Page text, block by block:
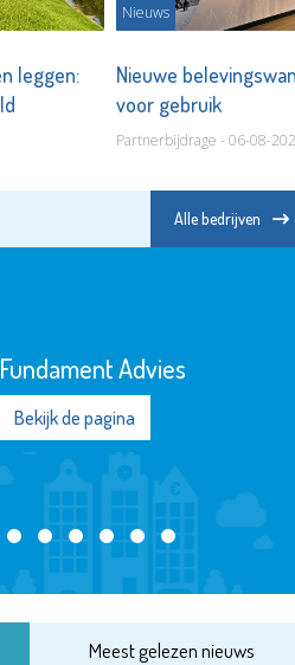
leggen:
Nieuws
Nieuwe
voor gebruik
Partnerbijdrage - 06-08-
Alle bedrijven
Fundament Advies
Bekijk de pagina
Meest gelezen nieuws